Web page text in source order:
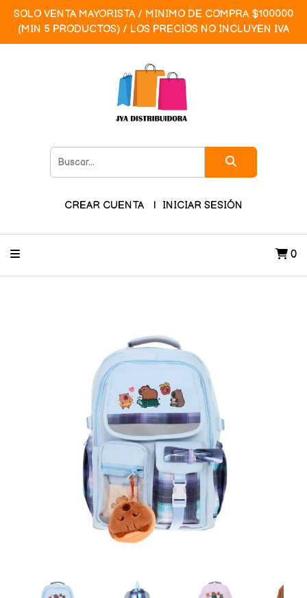
SOLO VENTA MAYORISTA / MINIMO DE COMPRA $100000
(MIN 5 PRODUCTOS) / LOS PRECIOS NO INCLUYEN IVA
CREAR CUENTA INICIAR SESIÓN
0